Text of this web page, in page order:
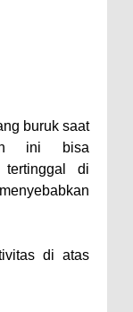
buruk saat
ini bisa
tertinggal di
di atas